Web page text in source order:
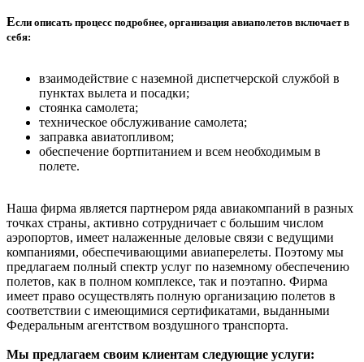
Если описать процесс подробнее, организация авиаполетов включает в
себя:
взаимодействие с наземной диспетчерской службой в
пунктах вылета и посадки;
стоянка самолета;
техническое обслуживание самолета;
заправка авиатопливом;
обеспечение бортпитанием и всем необходимым в
полете.
Наша фирма является партнером ряда авиакомпаний в разных
точках страны, активно сотрудничает с большим числом
аэропортов, имеет налаженные деловые связи с ведущими
компаниями, обеспечивающими авиаперелеты. Поэтому мы
предлагаем полный спектр услуг по наземному обеспечению
полетов, как в полном комплексе, так и поэтапно. Фирма
имеет право осуществлять полную организацию полетов в
соответствии с имеющимися сертификатами, выданными
Федеральным агентством воздушного транспорта.
Мы предлагаем своим клиентам следующие услуги: